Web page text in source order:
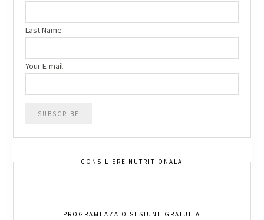
Last Name
Your E-mail
CONSILIERE NUTRITIONALA
PROGRAMEAZA O SESIUNE GRATUITA